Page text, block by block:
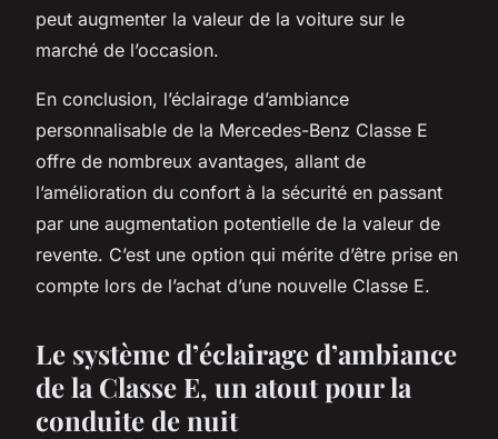
peut augmenter la valeur de la voiture sur le
marché de l’occasion.
En conclusion, l’éclairage d’ambiance
personnalisable de la Mercedes-Benz Classe E
offre de nombreux avantages, allant de
l’amélioration du confort à la sécurité en passant
par une augmentation potentielle de la valeur de
revente. C’est une option qui mérite d’être prise en
compte lors de l’achat d’une nouvelle Classe E.
Le système d’éclairage d’ambiance
de la Classe E, un atout pour la
conduite de nuit